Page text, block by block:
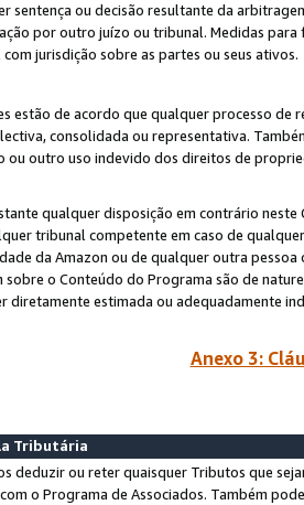
sentença ou decisão resultante da
por outro juízo ou tribunal. Medidas
jurisdição sobre as partes ou seus ativos.
estão de acordo que qualquer processo
consolidada ou representativa.
ou outro uso indevido dos direitos de
qualquer disposição em contrário
tribunal competente em caso de
da Amazon ou de qualquer outra
sobre o Conteúdo do Programa são de
diretamente estimada ou adequadamente
Anexo 3:
Tributária
deduzir ou reter quaisquer Tributos que
o Programa de Associados. Também